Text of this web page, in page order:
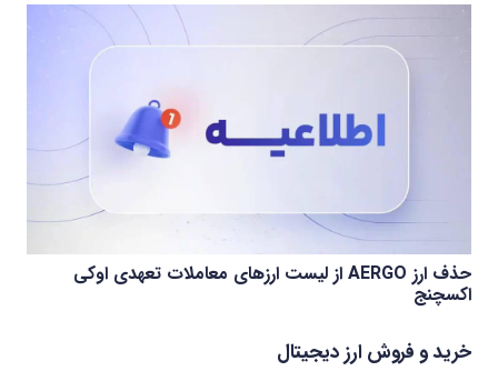
حذف ارز AERGO از لیست ارزهای معاملات تعهدی اوکی
اکسچنج
خرید و فروش ارز دیجیتال